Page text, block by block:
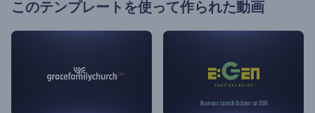
このテンプレートを使って作られた動画